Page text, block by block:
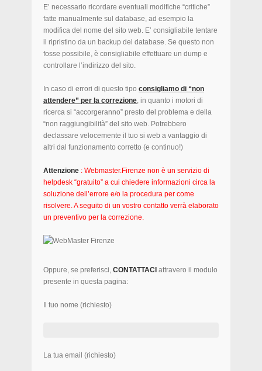
E’ necessario ricordare eventuali modifiche “critiche”
fatte manualmente sul database, ad esempio la
modifica del nome del sito web. E’ consigliabile tentare
il ripristino da un backup del database. Se questo non
fosse possibile, è consigliabile effettuare un dump e
controllare l’indirizzo del sito.
In caso di errori di questo tipo consigliamo di “non
attendere” per la correzione, in quanto i motori di
ricerca si “accorgeranno” presto del problema e della
“non raggiungibilità” del sito web. Potrebbero
declassare velocemente il tuo si web a vantaggio di
altri dal funzionamento corretto (e continuo!)
Attenzione : Webmaster.Firenze non è un servizio di
helpdesk “gratuito” a cui chiedere informazioni circa la
soluzione dell’errore e/o la procedura per come
risolvere. A seguito di un vostro contatto verrà elaborato
un preventivo per la correzione.
Oppure, se preferisci, CONTATTACI attravero il modulo
presente in questa pagina:
Il tuo nome (richiesto)
La tua email (richiesto)